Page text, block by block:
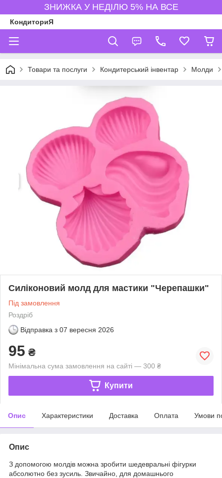
ЗНИЖКА У НЕДІЛЮ 5% НА ВСЕ
КондиториЯ
Товари та послуги Кондитерський інвентар Молди
Силіконовий молд для мастики "Черепашки"
Під замовлення
Роздріб
Відправка з 07 вересня 2026
95 ₴
Мінімальна сума замовлення на сайті — 300 ₴
Купити
Опис Характеристики Доставка Оплата Умови
Опис
З допомогою молдів можна зробити шедевральні фігурки
абсолютно без зусиль. Звичайно, для домашнього